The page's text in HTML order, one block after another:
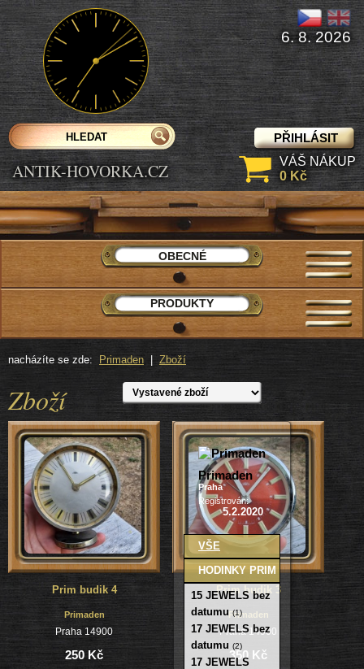
nacházíte se zde: Primaden Zboží
Zboží
Primaden
Praha
Registrován:
5.2.2020
VŠE
HODINKY PRIM
15 JEWELS bez
datumu(1)
17 JEWELS bez
datumu (2)
17 JEWELS
Prim budik 4
Primaden
Praha 14900
250 Kč
Prim budik 3
Primaden
Praha 14900
350 Kč
ANTIK-HOVORKA.CZ
PŘIHLÁSIT
6. 8. 2026
VÁŠ NÁKUP
0 Kč
OBECNÉ
PRODUKTY